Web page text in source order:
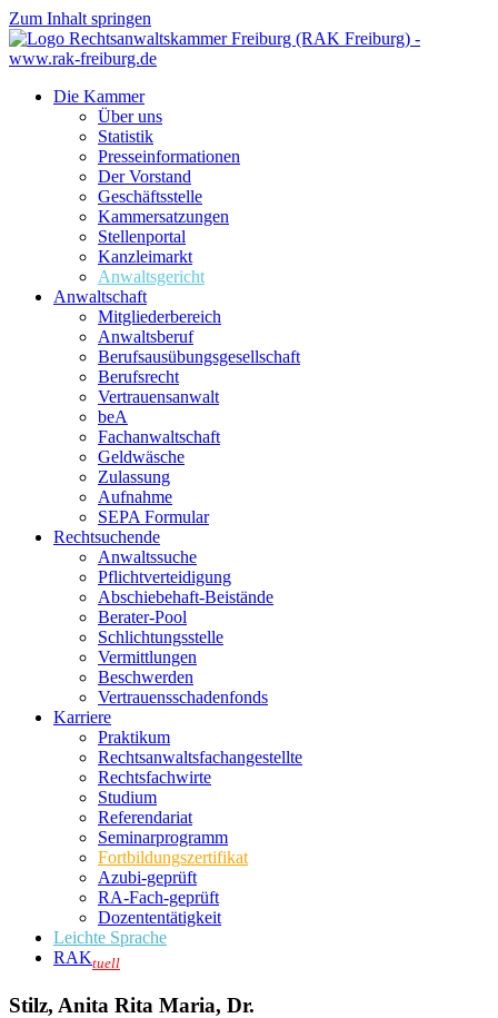
Zum Inhalt springen
Die Kammer
Über uns
Statistik
Presseinformationen
Der Vorstand
Geschäftsstelle
Kammersatzungen
Stellenportal
Kanzleimarkt
Anwaltsgericht
Anwaltschaft
Mitgliederbereich
Anwaltsberuf
Berufsausübungs­gesellschaft
Berufsrecht
Vertrauensanwalt
beA
Fachanwaltschaft
Geldwäsche
Zulassung
Aufnahme
SEPA Formular
Rechtsuchende
Anwaltssuche
Pflichtverteidigung
Abschiebehaft-Beistände
Berater-Pool
Schlichtungsstelle
Vermittlungen
Beschwerden
Vertrauensschadenfonds
Karriere
Praktikum
Rechtsanwalts­fachangestellte
Rechtsfachwirte
Studium
Referendariat
Seminarprogramm
Fortbildungszertifikat
Azubi-geprüft
RA-Fach-geprüft
Dozententätigkeit
Leichte Sprache
RAKtuell
Stilz, Anita Rita Maria, Dr.